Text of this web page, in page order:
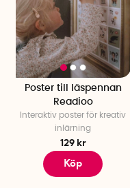
Poster till läspennan
Readioo
Interaktiv poster för kreativ
inlärning
129 kr
Köp